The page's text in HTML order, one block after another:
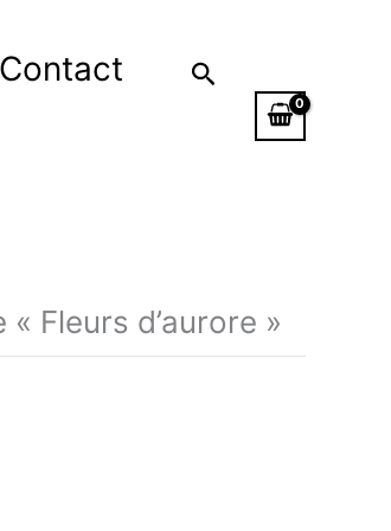
Contact Rechercher
Fleurs d’aurore »